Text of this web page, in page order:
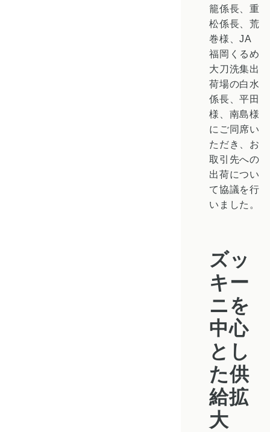
籠係長、重
松係長、荒
巻様、JA
福岡くるめ
大刀洗集出
荷場の白水
係長、平田
様、南島様
にご同席い
ただき、お
取引先への
出荷につい
て協議を行
いました。
ズッ
キー
ニを
中心
とし
た供
給拡
大